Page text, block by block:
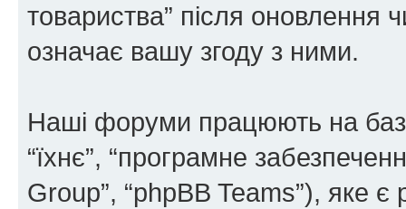
товариства” після оновлення
означає вашу згоду з ними.
Наші форуми працюють на
“їхнє”, “програмне
Group”, “phpBB Teams”), яке